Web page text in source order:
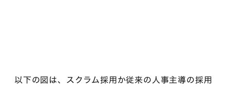
以下の図は、スクラム採用か従来の人事主導の採用